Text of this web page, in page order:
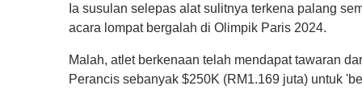
Ia susulan selepas alat sulitnya terkena palang
acara lompat bergalah di Olimpik Paris 2024.
Malah, atlet berkenaan telah mendapat tawaran
Perancis sebanyak $250K (RM1.169 juta) untuk